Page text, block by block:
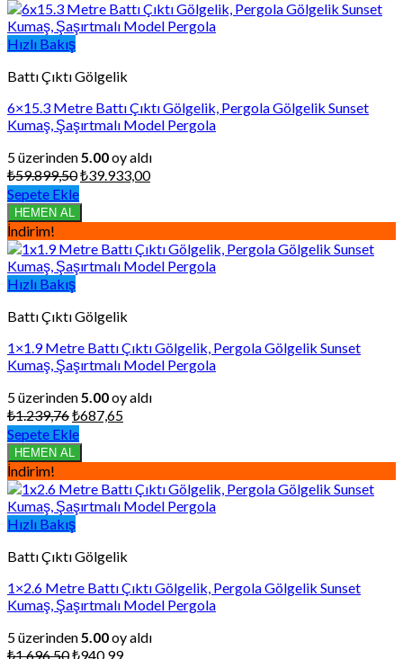
Hızlı Bakış
Battı Çıktı Gölgelik
6×15.3 Metre Battı Çıktı Gölgelik, Pergola Gölgelik Sunset
Kumaş, Şaşırtmalı Model Pergola
5 üzerinden 5.00oy aldı
₺59.899,50Orijinal
₺59.899,50.
₺39.933,00Şu
₺39.933,00.
Sepete Ekle
HEMEN AL
İndirim!
Hızlı Bakış
Battı Çıktı Gölgelik
1×1.9 Metre Battı Çıktı Gölgelik, Pergola Gölgelik Sunset
Kumaş, Şaşırtmalı Model Pergola
5 üzerinden 5.00oy aldı
₺1.239,76Orijinal
fiyat:
₺1.239,76.
₺687,65
₺687,65.
Sepete Ekle
HEMEN AL
İndirim!
Hızlı Bakış
Battı Çıktı Gölgelik
1×2.6 Metre Battı Çıktı Gölgelik, Pergola Gölgelik Sunset
Kumaş, Şaşırtmalı Model Pergola
5 üzerinden 5.00oy aldı
₺1.696,50Orijinal
₺940,99Şu